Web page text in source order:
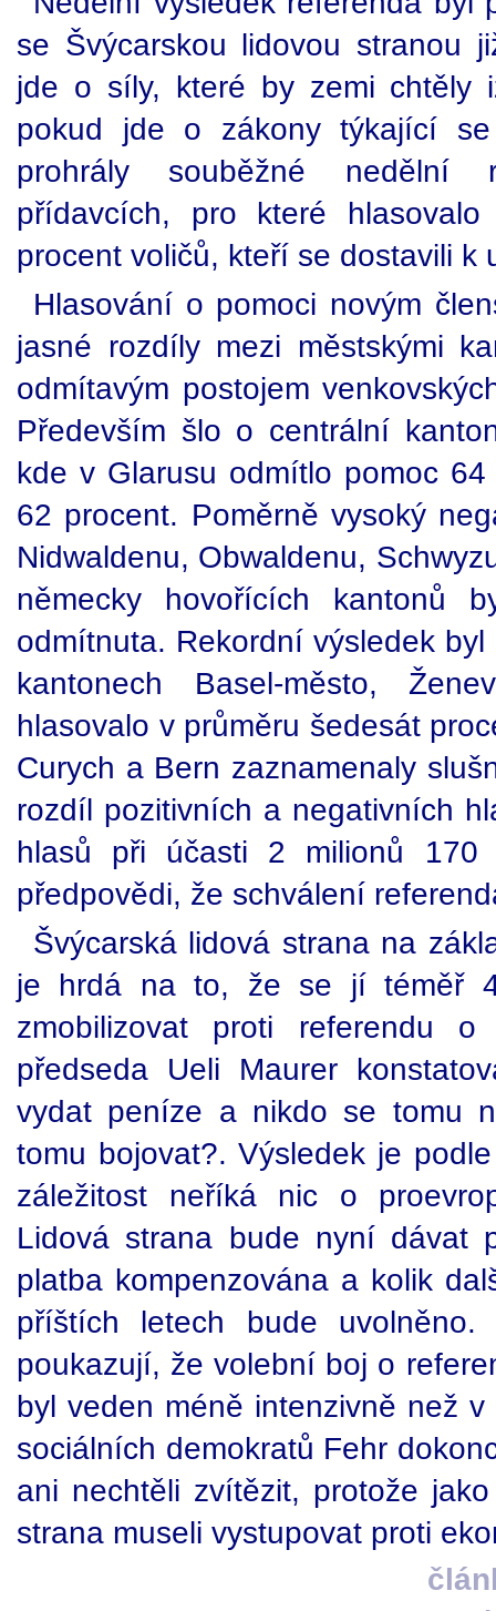
se Švýcarskou lidovou stranou
jde o síly, které by zemi chtěly
pokud jde o zákony týkající
prohrály souběžné nedělní
přídavcích, pro které
procent voličů, kteří se dostavili k
Hlasování o pomoci novým
jasné rozdíly mezi městskými
odmítavým postojem
Především šlo o centrální
kde v Glarusu odmítlo pomoc
62 procent. Poměrně vysoký
Nidwaldenu, Obwaldenu,
německy hovořících kantonů
odmítnuta. Rekordní výsledek
kantonech Basel-město,
hlasovalo v průměru šedesát
Curych a Bern zaznamenaly
rozdíl pozitivních a negativních
hlasů při účasti 2 milionů 170
předpovědi, že schválení
Švýcarská lidová strana na
je hrdá na to, že se jí téměř
zmobilizovat proti referendu
předseda Ueli Maurer
vydat peníze a nikdo se tomu
tomu bojovat?. Výsledek je
záležitost neříká nic o
Lidová strana bude nyní dávat
platba kompenzována a kolik
příštích letech bude uvolněno.
poukazují, že volební boj o
byl veden méně intenzivně než
sociálních demokratů Fehr
ani nechtěli zvítězit, protože
strana museli vystupovat proti